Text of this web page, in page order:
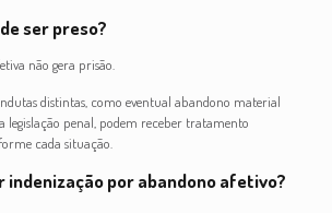
ser preso?
não gera prisão.
distintas, como eventual abandono material
legislação penal, podem receber tratamento
cada situação.
indenização por abandono afetivo?